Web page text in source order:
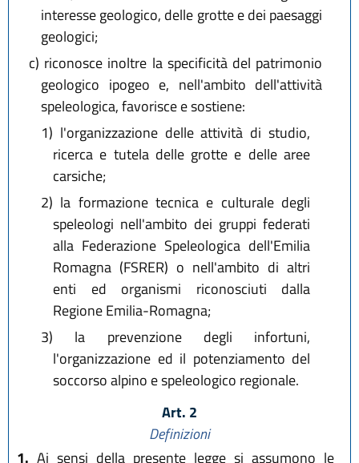
interesse geologico, delle grotte e dei paesaggi
geologici;
c) riconosce inoltre la specificità del patrimonio
geologico ipogeo e, nell'ambito dell'attività
speleologica, favorisce e sostiene:
1) l'organizzazione delle attività di studio,
ricerca e tutela delle grotte e delle aree
carsiche;
2) la formazione tecnica e culturale degli
speleologi nell'ambito dei gruppi federati
alla Federazione Speleologica dell'Emilia
Romagna (FSRER) o nell'ambito di altri
enti ed organismi riconosciuti dalla
Regione Emilia-Romagna;
3) la prevenzione degli infortuni,
l'organizzazione ed il potenziamento del
soccorso alpino e speleologico regionale.
Art. 2
Definizioni
1. Ai sensi della presente legge si assumono le